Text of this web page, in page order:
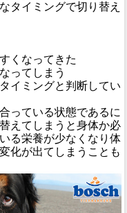
タイミングで切り替え
くなってきた
ってしまう
イミングと判断してい
っている状態であるに
えてしまうと身体か必
る栄養が少なくなり体
化が出てしまうことも